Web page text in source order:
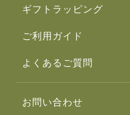
ギフトラッピング
ご利用ガイド
よくあるご質問
お問い合わせ